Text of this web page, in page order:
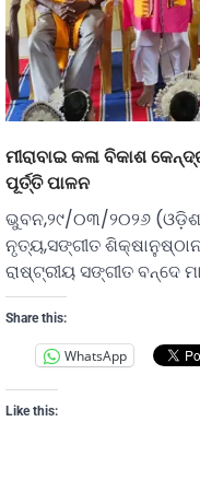
ମୀରାବାଇ କଳା ବିକାଶ
ପୂର୍ତ୍ତି ପାଳନ
ଭୁବନ,୨୯/୦୩/୨୦୨୬
ନୃତ୍ୟ,ସଙ୍ଗୀତ
ରାଷ୍ଟ୍ରୀୟ ସଙ୍ଗୀତ ବନ୍ଦେ
Share this:
WhatsApp
Like this: